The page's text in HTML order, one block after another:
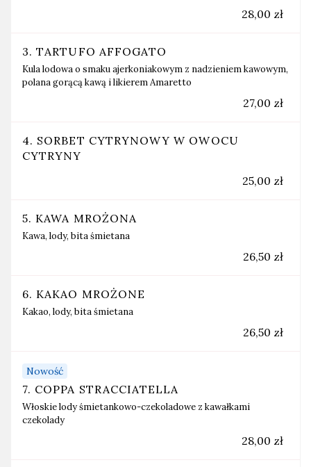
28,00 zł
3. TARTUFO AFFOGATO
Kula lodowa o smaku ajerkoniakowym z nadzieniem kawowym,
polana gorącą kawą i likierem Amaretto
27,00 zł
4. SORBET CYTRYNOWY W OWOCU
CYTRYNY
25,00 zł
5. KAWA MROŻONA
Kawa, lody, bita śmietana
26,50 zł
6. KAKAO MROŻONE
Kakao, lody, bita śmietana
26,50 zł
Nowość
7. COPPA STRACCIATELLA
Włoskie lody śmietankowo-czekoladowe z kawałkami
czekolady
28,00 zł